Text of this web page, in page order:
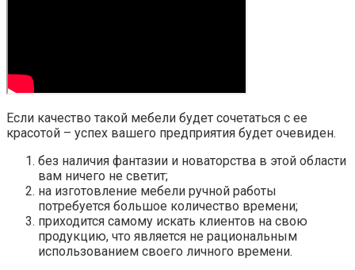
Если качество такой мебели будет сочетаться с ее
красотой – успех вашего предприятия будет очевиден.
без наличия фантазии и новаторства в этой области
вам ничего не светит;
на изготовление мебели ручной работы
потребуется большое количество времени;
приходится самому искать клиентов на свою
продукцию, что является не рациональным
использованием своего личного времени.